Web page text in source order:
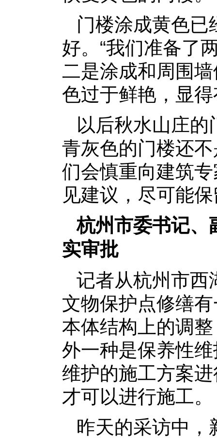
门楼涂成黄色已
好。“我们准备了
二是涂成和周围
色过于鲜艳，显
以后秋水山庄的
青灰色的门楼还
们会慎重向建筑
见建议，尽可能
杭州市委书记、
实审批
记者从杭州市西
文物保护点修缮
本体结构上的调
外一种是保养性
维护的施工方案
才可以进行施工。
昨天的采访中，